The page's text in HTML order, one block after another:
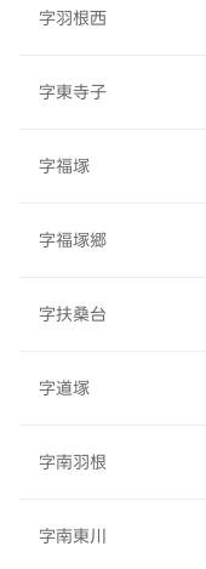
字羽根西
字東寺子
字福塚
字福塚郷
字扶桑台
字道塚
字南羽根
字南東川